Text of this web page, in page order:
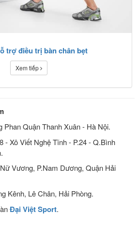
trợ điều trị bàn chân bẹt
Xem tiếp
Phan Quận Thanh Xuân - Hà Nội.
- Xô Viết Nghệ Tĩnh - P.24 - Q.Bình
Vương, P.Nam Dương, Quận Hải
Kênh, Lê Chân, Hải Phòng.
Đại Việt Sport.